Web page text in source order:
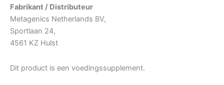
Fabrikant / Distributeur
Metagenics Netherlands BV,
Sportlaan 24,
4561 KZ Hulst
Dit product is een voedingssupplement.